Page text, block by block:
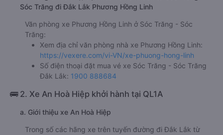
Sóc Trăng đi Đắk Lắk Phương Hồng Linh
Văn phòng xe Phương Hồng Linh ở Sóc Trăng - Sóc
Trăng:
Xem địa chỉ văn phòng nhà xe Phương Hồng Linh:
https://vexere.com/vi-VN/xe-phuong-hong-linh
Số điện thoại đặt mua vé xe Sóc Trăng - Sóc Trăng
Đắk Lắk: 1900 888684
🚌 2. Xe An Hoà Hiệp khởi hành tại QL1A
a. Giới thiệu xe An Hoà Hiệp
Trong số các hãng xe trên tuyến đường đi Đắk Lắk từ